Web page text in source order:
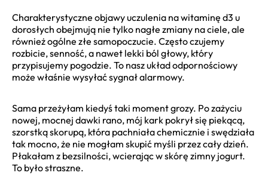
Charakterystyczne objawy uczulenia na witaminę d3 u
dorosłych obejmują nie tylko nagłe zmiany na ciele, ale
również ogólne złe samopoczucie. Często czujemy
rozbicie, senność, a nawet lekki ból głowy, który
przypisujemy pogodzie. To nasz układ odpornościowy
może właśnie wysyłać sygnał alarmowy.
Sama przeżyłam kiedyś taki moment grozy. Po zażyciu
nowej, mocnej dawki rano, mój kark pokrył się piekącą,
szorstką skorupą, która pachniała chemicznie i swędziała
tak mocno, że nie mogłam skupić myśli przez cały dzień.
Płakałam z bezsilności, wcierając w skórę zimny jogurt.
To było straszne.